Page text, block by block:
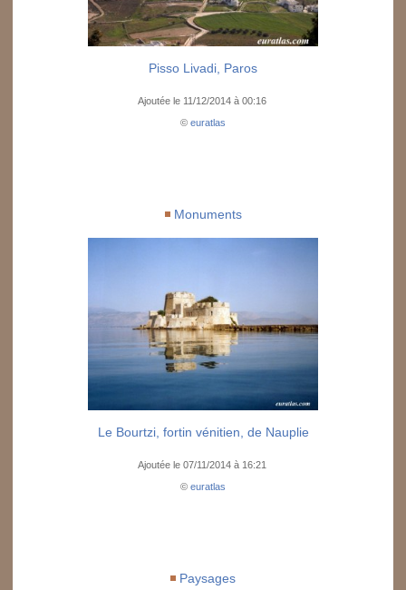
Pisso Livadi, Paros
Ajoutée le 11/12/2014 à 00:16
© euratlas
Monuments
Le Bourtzi, fortin vénitien, de Nauplie
Ajoutée le 07/11/2014 à 16:21
© euratlas
Paysages